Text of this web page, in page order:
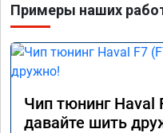
Расход топлива немного
спокойной езде, но при
как двигатель лучше
Работа была выполнена
17.01.26. Огромное
профессионализм!
Примеры наших
Чип тюнинг Haval
давайте шить